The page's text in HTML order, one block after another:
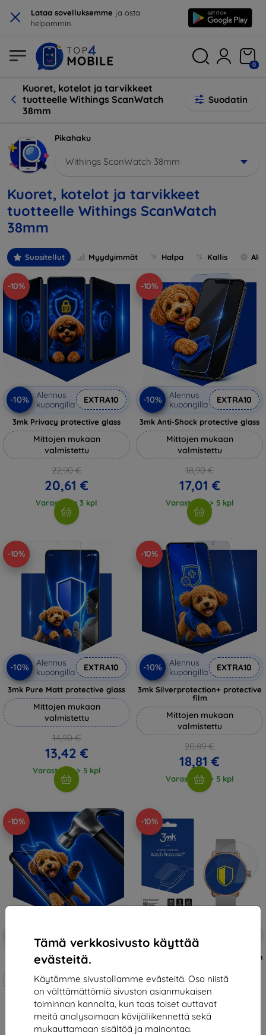
× Lataa sovelluksemme ja osta
helpommin.
Tämä verkkosivusto käyttää
evästeitä.
Käytämme sivustollamme evästeitä. Osa niistä
on välttämättömiä sivuston asianmukaisen
toiminnan kannalta, kun taas toiset auttavat
meitä analysoimaan kävijäliikennettä sekä
mukauttamaan sisältöä ja mainontaa.
0
Kuoret, kotelot ja tarvikkeet
tuotteelle Withings ScanWatch
38mm
Suodatin
Pikahaku
Withings ScanWatch 38mm
Kuoret, kotelot ja tarvikkeet
tuotteelle Withings ScanWatch
38mm
Suositellut Myydyimmät Halpa Kallis
-10%
-10%
Alennus
kupongilla
EXTRA10
3mk Privacy protective glass
Mittojen mukaan
valmistettu
22,90 €
20,61 €
Varastossa 3 kpl
-10%
-10%
Alennus
kupongilla
EXTRA10
3mk Anti-Shock protective glass
Mittojen mukaan
valmistettu
18,90 €
17,01 €
Varastossa > 5 kpl
-10%
-10%
Alennus
kupongilla
EXTRA10
3mk Pure Matt protective glass
Mittojen mukaan
valmistettu
14,90 €
13,42 €
Varastossa > 5 kpl
-10%
-10%
Alennus
kupongilla
EXTRA10
3mk Silverprotection+ protective
film
Mittojen mukaan
valmistettu
20,89 €
18,81 €
Varastossa > 5 kpl
-10%
kupongilla
3mk Hammer protective film
Mittojen mukaan
valmistettu
21,90 €
19,70 €
-10%
kupongilla
3MK Foil ARC Withings ScanWatch
12,90 €
11,61 €
Varastossa > 5 kpl